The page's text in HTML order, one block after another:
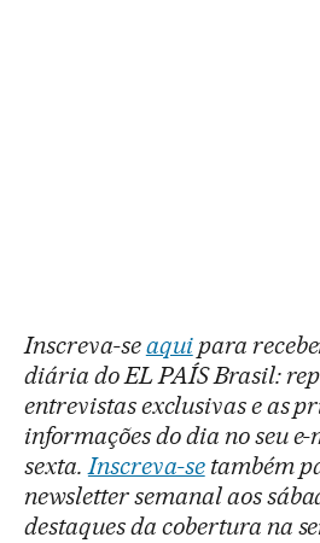
Inscreva-seaquipara
diária do EL PAÍS Brasil:
entrevistas exclusivas e as
informações do dia no seu
sexta.Inscreva-setambém
newsletter semanal aos
destaques da cobertura na